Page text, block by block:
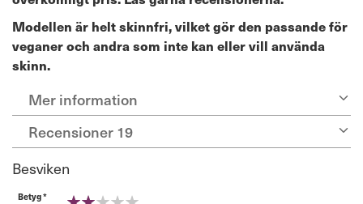
Modellen är helt skinnfri, vilket gör den passande för
veganer och andra som inte kan eller vill använda
skinn.
Mer information
Recensioner 19
Besviken
Betyg *